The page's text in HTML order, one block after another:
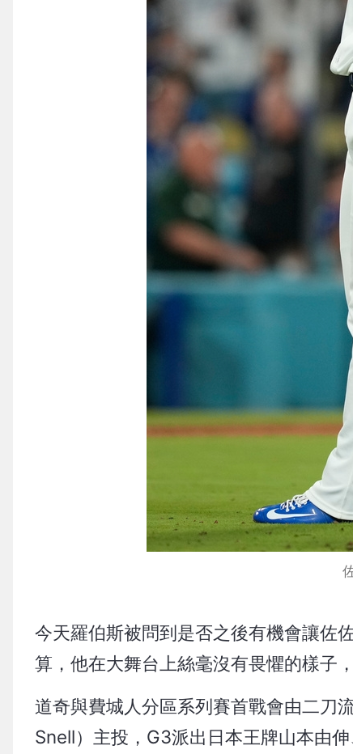
今天羅伯斯被問到是否之後有機會讓佐
算，他在大舞台上絲毫沒有畏懼的樣子
道奇與費城人分區系列賽首戰會由二刀
Snell）主投，G3派出日本王牌山本由